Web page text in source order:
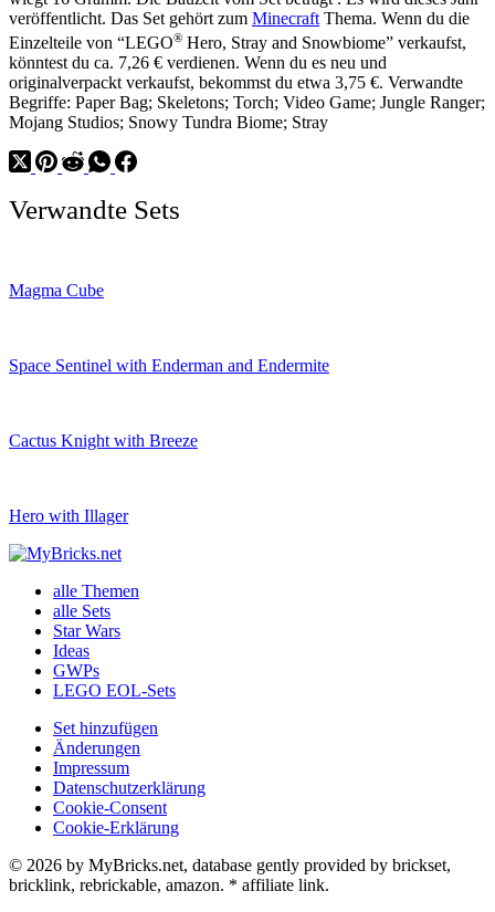
veröffentlicht. Das Set gehört zum Minecraft Thema. Wenn du die
Einzelteile von “LEGO® Hero, Stray and Snowbiome” verkaufst,
könntest du ca. 7,26 € verdienen. Wenn du es neu und
originalverpackt verkaufst, bekommst du etwa 3,75 €. Verwandte
Begriffe: Paper Bag; Skeletons; Torch; Video Game; Jungle Ranger;
Mojang Studios; Snowy Tundra Biome; Stray
Verwandte Sets
Magma Cube
Space Sentinel with Enderman and Endermite
Cactus Knight with Breeze
Hero with Illager
alle Themen
alle Sets
Star Wars
Ideas
GWPs
LEGO EOL-Sets
Set hinzufügen
Änderungen
Impressum
Datenschutzerklärung
Cookie-Consent
Cookie-Erklärung
© 2026 by MyBricks.net, database gently provided by brickset,
bricklink, rebrickable, amazon. * affiliate link.